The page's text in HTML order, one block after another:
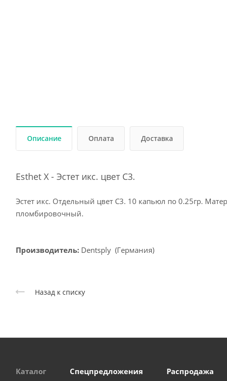
Описание Оплата Доставка
Esthet X - Эстет икс. цвет C3.
Эстет икс. Отдельный цвет C3. 10 капьюл по 0.25гр.
пломбировочный.
Производитель: Dentsply (Германия)
Назад к списку
Каталог Спецпредложения Распродажа